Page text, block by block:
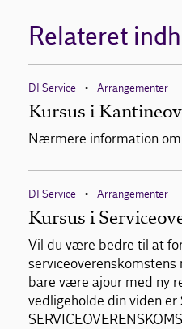
Relateret
DI Service • Arrangementer
Kursus i
Nærmere information
DI Service • Arrangementer
Kursus i
Vil du være bedre til at
serviceoverenskomstens
bare være ajour med ny
vedligeholde din viden er